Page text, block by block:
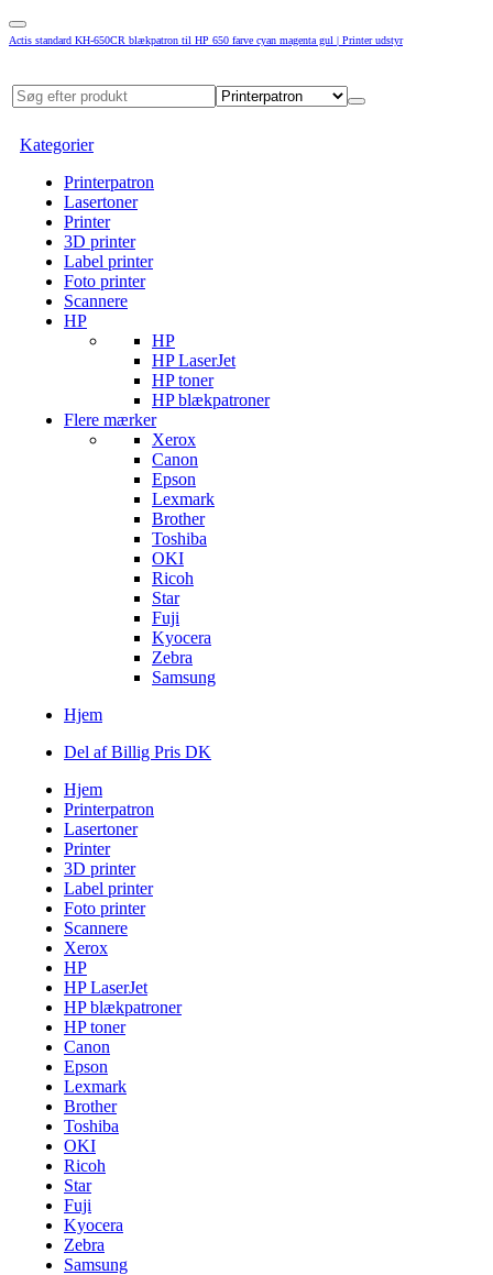
Actis standard KH-650CR blækpatron til HP 650 farve cyan magenta gul | Printer udstyr
Kategorier
Printerpatron
Lasertoner
Printer
3D printer
Label printer
Foto printer
Scannere
HP
HP
HP LaserJet
HP toner
HP blækpatroner
Flere mærker
Xerox
Canon
Epson
Lexmark
Brother
Toshiba
OKI
Ricoh
Star
Fuji
Kyocera
Zebra
Samsung
Hjem
Del af Billig Pris DK
Hjem
Printerpatron
Lasertoner
Printer
3D printer
Label printer
Foto printer
Scannere
Xerox
HP
HP LaserJet
HP blækpatroner
HP toner
Canon
Epson
Lexmark
Brother
Toshiba
OKI
Ricoh
Star
Fuji
Kyocera
Zebra
Samsung